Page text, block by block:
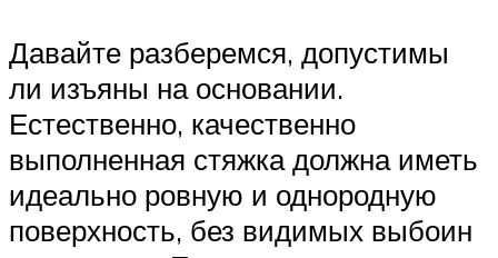
Давайте разберемся, допустимы
ли изъяны на основании.
Естественно, качественно
выполненная стяжка должна иметь
идеально ровную и однородную
поверхность, без видимых выбоин